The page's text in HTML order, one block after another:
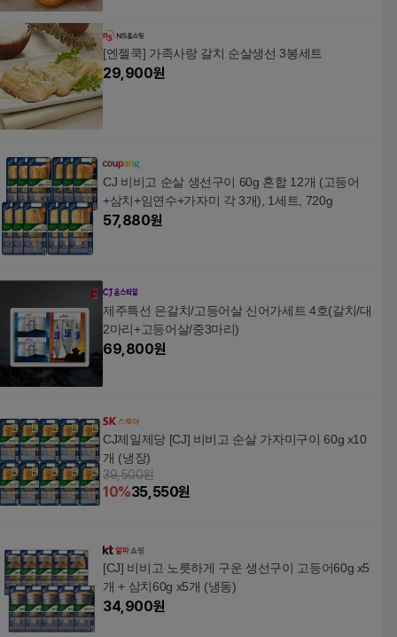
[엔젤쿡] 가족사랑 갈치 순살생선 3봉세트
29,900원
CJ 비비고 순살 생선구이 60g 혼합 12개 (고등어
+삼치+임연수+가자미 각 3개), 1세트, 720g
57,880원
제주특선 은갈치/고등어살 신어가세트 4호(갈치/대
2마리+고등어살/중3마리)
69,800원
CJ제일제당 [CJ] 비비고 순살 가자미구이 60g x10
개 (냉장)
39,500원
10%35,550원
[CJ] 비비고 노릇하게 구운 생선구이 고등어60g x5
개 + 삼치60g x5개 (냉동)
34,900원